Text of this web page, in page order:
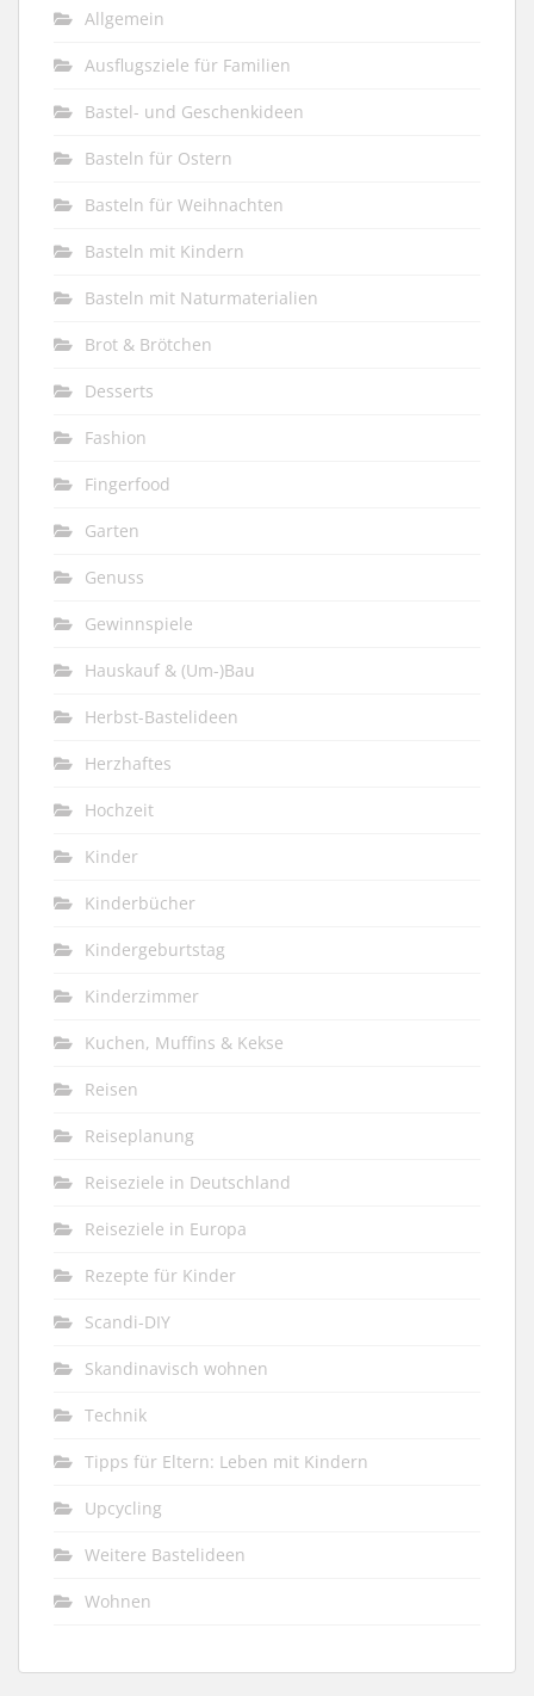
Allgemein
Ausflugsziele für Familien
Bastel- und Geschenkideen
Basteln für Ostern
Basteln für Weihnachten
Basteln mit Kindern
Basteln mit Naturmaterialien
Brot & Brötchen
Desserts
Fashion
Fingerfood
Garten
Genuss
Gewinnspiele
Hauskauf & (Um-)Bau
Herbst-Bastelideen
Herzhaftes
Hochzeit
Kinder
Kinderbücher
Kindergeburtstag
Kinderzimmer
Kuchen, Muffins & Kekse
Reisen
Reiseplanung
Reiseziele in Deutschland
Reiseziele in Europa
Rezepte für Kinder
Scandi-DIY
Skandinavisch wohnen
Technik
Tipps für Eltern: Leben mit Kindern
Upcycling
Weitere Bastelideen
Wohnen